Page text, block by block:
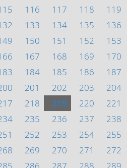
116 117 118 119
133 134 135 136
150 151 152 153
167 168 169 170
184 185 186 187
201 202 203 204
218 219 220 221
235 236 237 238
252 253 254 255
269 270 271 272